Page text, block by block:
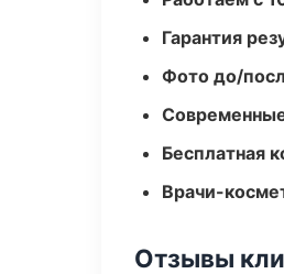
Гарантия
Фото до/
Бесплатная
Врачи-
Отзывы